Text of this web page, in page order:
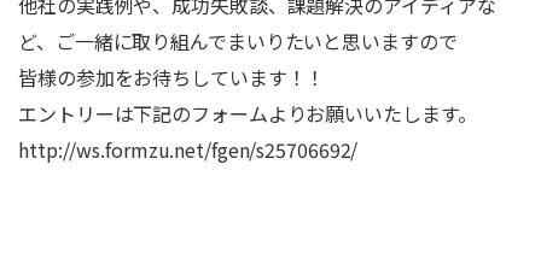
ど、ご一緒に取り組んでまいりたいと思いますので
皆様の参加をお待ちしています！！
エントリーは下記のフォームよりお願いいたします。
http://ws.formzu.net/fgen/s25706692/